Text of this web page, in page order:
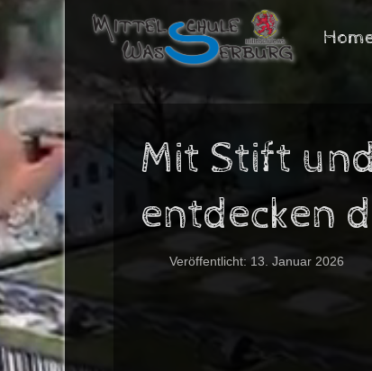
Mit Stift
entdecken
Veröffentlicht: 13. Januar 2026